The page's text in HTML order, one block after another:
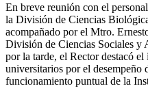
En breve reunión con el
la División de Ciencias
acompañado por el Mtro.
División de Ciencias Sociales y
por la tarde, el Rector destacó
universitarios por el desempeño
funcionamiento puntual de la